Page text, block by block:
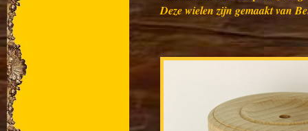
Deze wielen zijn gemaakt van